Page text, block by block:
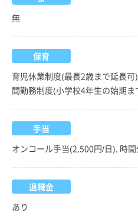
無
保育
育児休業制度(最長2歳まで延長
間勤務制度(小学校4年生の始期ま
手当
オンコール手当(2,500円/日), 時
退職金
あり